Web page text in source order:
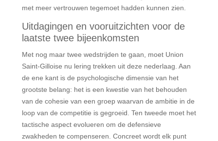
met meer vertrouwen tegemoet hadden kunnen zien.
Uitdagingen en vooruitzichten voor de
laatste twee bijeenkomsten
Met nog maar twee wedstrijden te gaan, moet Union
Saint-Gilloise nu lering trekken uit deze nederlaag. Aan
de ene kant is de psychologische dimensie van het
grootste belang: het is een kwestie van het behouden
van de cohesie van een groep waarvan de ambitie in de
loop van de competitie is gegroeid. Ten tweede moet het
tactische aspect evolueren om de defensieve
zwakheden te compenseren. Concreet wordt elk punt